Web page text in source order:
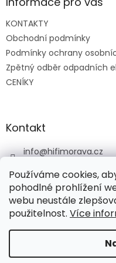
Používáme cookies,
pohodlné prohlížení
webu neustále
použitelnost. Více
KONTAKTY
Obchodní podmínky
Podmínky ochrany
Zpětný odběr odpadních
CENÍKY
Kontakt
info@hifimorava.cz
+420 722 705 125
+420 774 037 152
HI-FI Morava